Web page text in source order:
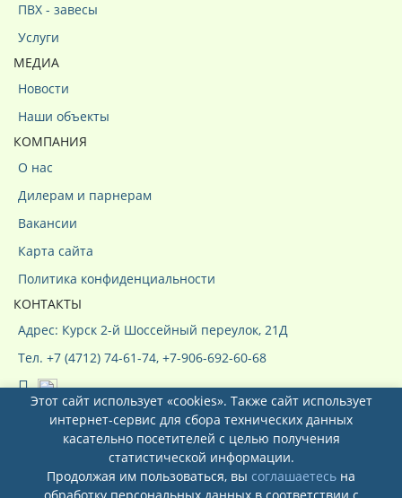
ПВХ - завесы
Услуги
МЕДИА
Новости
Наши объекты
КОМПАНИЯ
О нас
Дилерам и парнерам
Вакансии
Карта сайта
Политика конфиденциальности
КОНТАКТЫ
Адрес: Курск 2-й Шоссейный переулок, 21Д
Тел. +7 (4712) 74-61-74, +7-906-692-60-68
Системы кондиционирования ООО
Этот сайт использует «cookies». Также сайт использует
интернет-сервис для сбора технических данных
касательно посетителей с целью получения
статистической информации.
Продолжая им пользоваться, вы соглашаетесь на